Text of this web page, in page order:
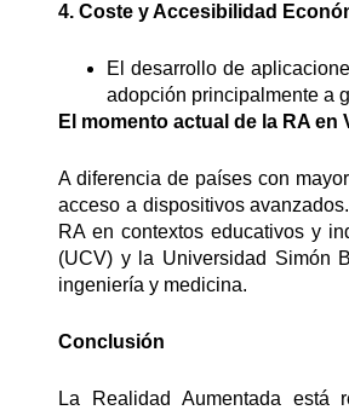
4. Coste y Accesibilidad
El desarrollo de
adopción principalmente a
El momento actual de la RA en
A diferencia de países con
acceso a dispositivos
RA en contextos educativos y
(UCV) y la Universidad Simón
ingeniería y medicina.
Conclusión
La Realidad Aumentada está